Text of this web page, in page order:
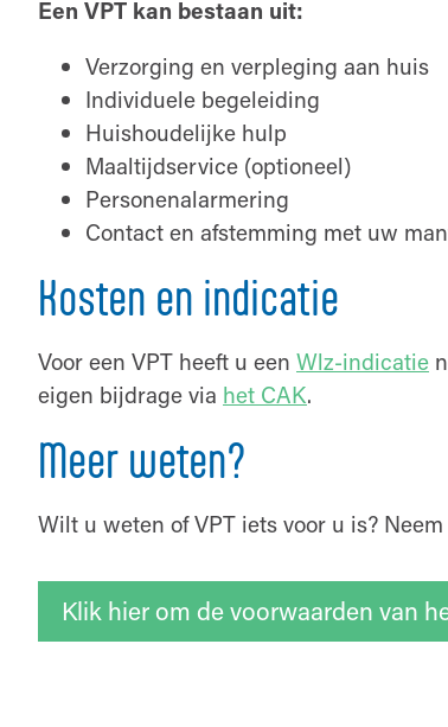
Een VPT kan bestaan uit:
Verzorging en verpleging aan huis
Individuele begeleiding
Huishoudelijke hulp
Maaltijdservice (optioneel)
Personenalarmering
Contact en afstemming met uw
Kosten en indicatie
Voor een VPT heeft u een Wlz-indicatie
eigen bijdrage via het CAK.
Meer weten?
Wilt u weten of VPT iets voor u is?
Klik hier om de voorwaarden van